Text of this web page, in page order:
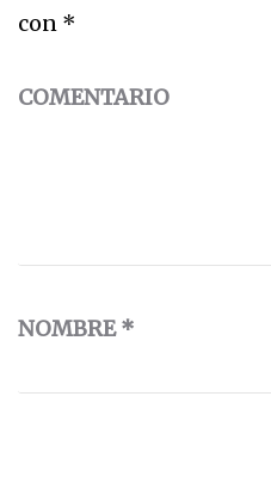
con *
COMENTARIO
NOMBRE*